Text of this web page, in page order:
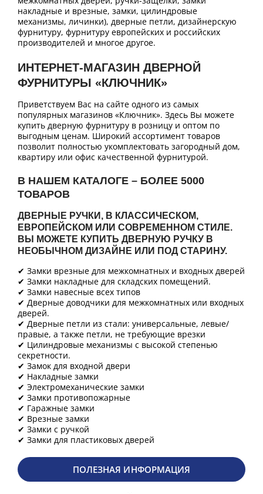
накладные и врезные, замки, цилиндровые
механизмы, личинки), дверные петли, дизайнерскую
фурнитуру, фурнитуру европейских и российских
производителей и многое другое.
ИНТЕРНЕТ-МАГАЗИН ДВЕРНОЙ
ФУРНИТУРЫ «КЛЮЧНИК»
Приветствуем Вас на сайте одного из самых
популярных магазинов «Ключник». Здесь Вы можете
купить дверную фурнитуру в розницу и оптом по
выгодным ценам. Широкий ассортимент товаров
позволит полностью укомплектовать загородный дом,
квартиру или офис качественной фурнитурой.
В НАШЕМ КАТАЛОГЕ – БОЛЕЕ 5000
ТОВАРОВ
ДВЕРНЫЕ РУЧКИ, В КЛАССИЧЕСКОМ,
ЕВРОПЕЙСКОМ ИЛИ СОВРЕМЕННОМ СТИЛЕ.
ВЫ МОЖЕТЕ КУПИТЬ ДВЕРНУЮ РУЧКУ В
НЕОБЫЧНОМ ДИЗАЙНЕ ИЛИ ПОД СТАРИНУ.
✔ Замки врезные для межкомнатных и входных дверей
✔ Замки накладные для складских помещений.
✔ Замки навесные всех типов
✔ Дверные доводчики для межкомнатных или входных
дверей.
✔ Дверные петли из стали: универсальные, левые/
правые, а также петли, не требующие врезки
✔ Цилиндровые механизмы с высокой степенью
секретности.
✔ Замок для входной двери
✔ Накладные замки
✔ Электромеханические замки
✔ Замки противопожарные
✔ Гаражные замки
✔ Врезные замки
✔ Замки с ручкой
✔ Замки для пластиковых дверей
ПОЛЕЗНАЯ ИНФОРМАЦИЯ